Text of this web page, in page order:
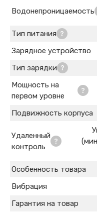
Водонепроницаемость
Тип питания
Зарядное устройство
Тип зарядки
Мощность на
первом уровне
Подвижность корпуса
Удаленный
контроль
Особенность товара
Вибрация
Гарантия на товар